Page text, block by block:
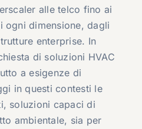
alle telco fino ai
ogni dimensione, dagli
enterprise. In
di soluzioni HVAC
a esigenze di
in questi contesti le
soluzioni capaci di
ambientale, sia per